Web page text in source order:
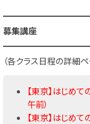
募集講座
（各クラス日程の詳細
【東京】はじめ
午前）
【東京】はじめ